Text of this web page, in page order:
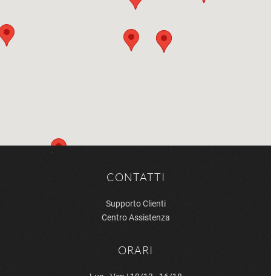
CONTATTI
Supporto Clienti
Centro Assistenza
ORARI